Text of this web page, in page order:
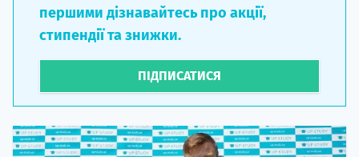
першими дізнавайтесь про акції,
стипендії та знижки.
ПІДПИСАТИСЯ